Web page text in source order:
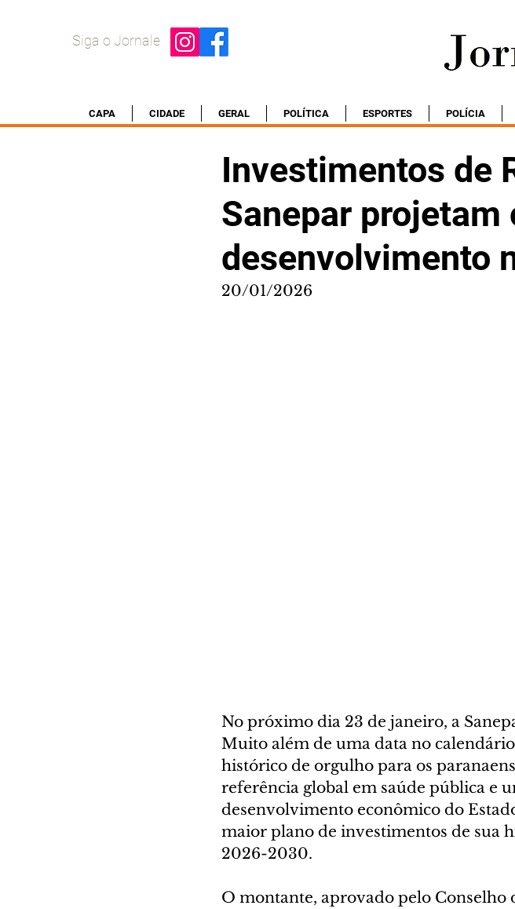
Siga o Jornale
CAPA CIDADE GERAL POLÍTICA ESPORTES POLÍCIA
Investimentos de
Sanepar projetam
desenvolvimento
20/01/2026
No próximo dia 23 de janeiro, a
Muito além de uma data no
histórico de orgulho para os
referência global em saúde pública e
desenvolvimento econômico do
maior plano de investimentos de sua
2026-2030.
O montante, aprovado pelo